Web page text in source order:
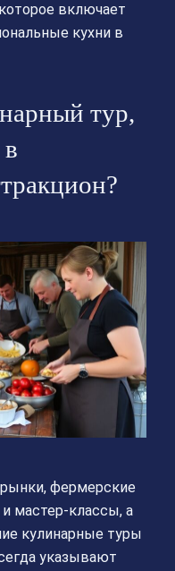
включает
кухни в
тур,
фермерские
мастер-классы, а
кулинарные туры
указывают